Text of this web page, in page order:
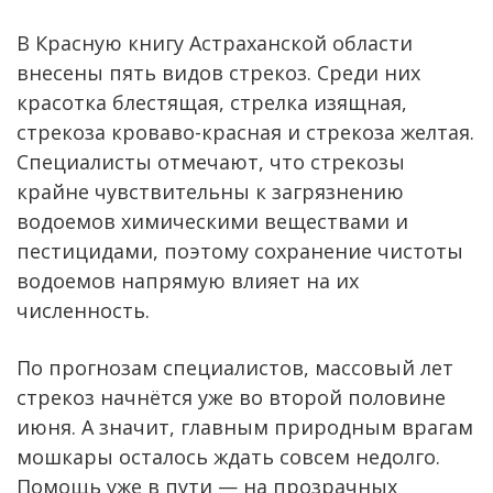
В Красную книгу Астраханской области
внесены пять видов стрекоз. Среди них
красотка блестящая, стрелка изящная,
стрекоза кроваво-красная и стрекоза желтая.
Специалисты отмечают, что стрекозы
крайне чувствительны к загрязнению
водоемов химическими веществами и
пестицидами, поэтому сохранение чистоты
водоемов напрямую влияет на их
численность.
По прогнозам специалистов, массовый лет
стрекоз начнётся уже во второй половине
июня. А значит, главным природным врагам
мошкары осталось ждать совсем недолго.
Помощь уже в пути — на прозрачных